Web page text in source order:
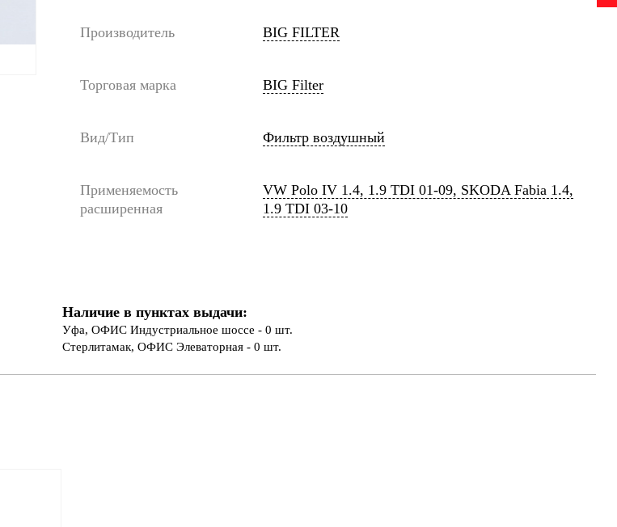
Производитель BIG FILTER
Торговая марка BIG Filter
Вид/Тип Фильтр воздушный
Применяемость
расширенная
VW Polo IV 1.4, 1.9 TDI 01-09, SKODA Fabia 1.4,
1.9 TDI 03-10
Наличие в пунктах выдачи:
Уфа, ОФИС Индустриальное шоссе - 0 шт.
Стерлитамак, ОФИС Элеваторная - 0 шт.